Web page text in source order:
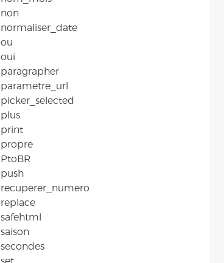
|non
|normaliser_date
|ou
|oui
|paragrapher
|parametre_url
|picker_selected
|plus
|print
|propre
|PtoBR
|push
|recuperer_numero
|replace
|safehtml
|saison
|secondes